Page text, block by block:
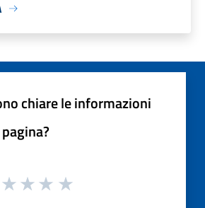
chiare le informazioni